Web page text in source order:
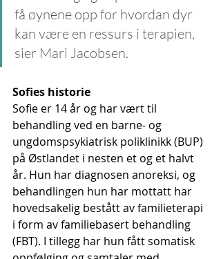
få øynene opp for hvordan dyr
kan være en ressurs i terapien,
sier Mari Jacobsen.
Sofies historie
Sofie er 14 år og har vært til
behandling ved en barne- og
ungdomspsykiatrisk poliklinikk (BUP)
på Østlandet i nesten et og et halvt
år. Hun har diagnosen anoreksi, og
behandlingen hun har mottatt har
hovedsakelig bestått av familieterapi
i form av familiebasert behandling
(FBT). I tillegg har hun fått somatisk